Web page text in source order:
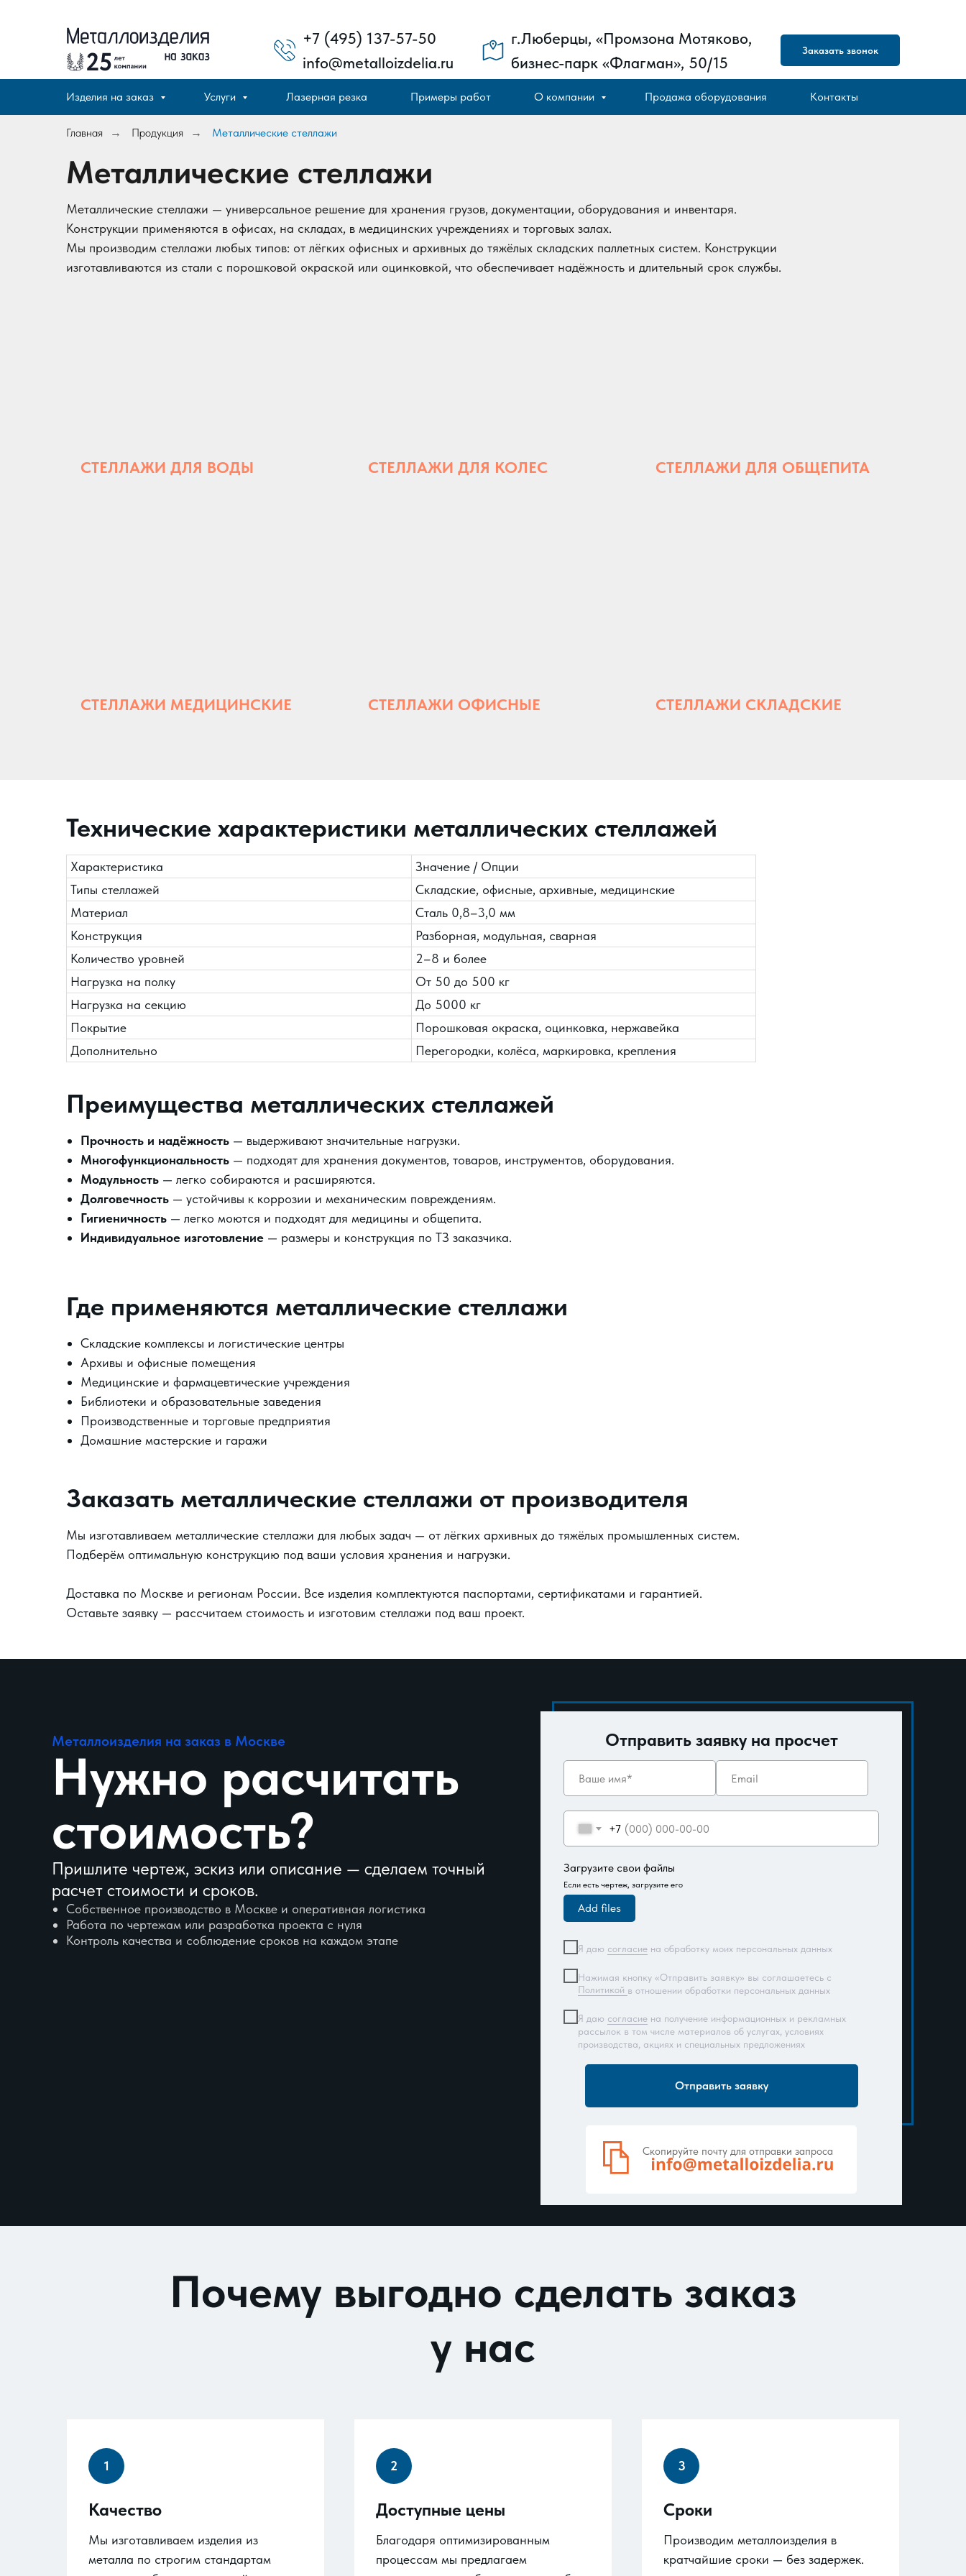
+7 (495) 137-57-50
info@metalloizdelia.ru
г.Люберцы, «Промзона Мотяково,
бизнес-парк «Флагман», 50/15
Заказать звонок
Изделия на заказ Услуги Лазерная резка Примеры работ О компании Продажа оборудования Контакты
Главная → Продукция → Металлические стеллажи
Металлические стеллажи
Металлические стеллажи — универсальное решение для хранения грузов, документации, оборудования и инвентаря.
Конструкции применяются в офисах, на складах, в медицинских учреждениях и торговых залах.
Мы производим стеллажи любых типов: от лёгких офисных и архивных до тяжёлых складских паллетных систем. Конструкции
изготавливаются из стали с порошковой окраской или оцинковкой, что обеспечивает надёжность и длительный срок службы.
СТЕЛЛАЖИ ДЛЯ ВОДЫ СТЕЛЛАЖИ ДЛЯ КОЛЕС СТЕЛЛАЖИ ДЛЯ ОБЩЕПИТА
СТЕЛЛАЖИ МЕДИЦИНСКИЕ СТЕЛЛАЖИ ОФИСНЫЕ СТЕЛЛАЖИ СКЛАДСКИЕ
Технические характеристики металлических стеллажей
Характеристика
Значение / Опции
Типы стеллажей
Складские, офисные, архивные, медицинские
Материал
Сталь 0,8–3,0 мм
Конструкция
Разборная, модульная, сварная
Количество уровней
2–8 и более
Нагрузка на полку
От 50 до 500 кг
Нагрузка на секцию
До 5000 кг
Покрытие
Порошковая окраска, оцинковка, нержавейка
Дополнительно
Перегородки, колёса, маркировка, крепления
Преимущества металлических стеллажей
Прочность и надёжность — выдерживают значительные нагрузки.
Многофункциональность — подходят для хранения документов, товаров, инструментов, оборудования.
Модульность — легко собираются и расширяются.
Долговечность — устойчивы к коррозии и механическим повреждениям.
Гигиеничность — легко моются и подходят для медицины и общепита.
Индивидуальное изготовление — размеры и конструкция по ТЗ заказчика.
Где применяются металлические стеллажи
Складские комплексы и логистические центры
Архивы и офисные помещения
Медицинские и фармацевтические учреждения
Библиотеки и образовательные заведения
Производственные и торговые предприятия
Домашние мастерские и гаражи
Заказать металлические стеллажи от производителя
Мы изготавливаем металлические стеллажи для любых задач — от лёгких архивных до тяжёлых промышленных систем.
Подберём оптимальную конструкцию под ваши условия хранения и нагрузки.
Доставка по Москве и регионам России. Все изделия комплектуются паспортами, сертификатами и гарантией.
Оставьте заявку — рассчитаем стоимость и изготовим стеллажи под ваш проект.
Металлоизделия на заказ в Москве
Нужно раcчитать
стоимость?
Пришлите чертеж, эскиз или описание — сделаем точный
расчет стоимости и сроков.
Собственное производство в Москве и оперативная логистика
Работа по чертежам или разработка проекта с нуля
Контроль качества и соблюдение сроков на каждом этапе
Скопируйте почту для отправки запроса
Отправить заявку на просчет
+7
Загрузите свои файлы
Если есть чертеж, загрузите его
Add files
Я даю согласие на обработку моих персональных данных
Нажимая кнопку «Отправить заявку» вы соглашаетесь с
Политикой в отношении обработки персональных данных
Я даю согласие на получение информационных и рекламных
рассылок в том числе материалов об услугах, условиях
производства, акциях и специальных предложениях
Отправить заявку
Почему выгодно сделать заказ
у нас
Качество
Мы изготавливаем изделия из
металла по строгим стандартам
Доступные цены
Благодаря оптимизированным
процессам мы предлагаем
Сроки
Производим металлоизделия в
кратчайшие сроки — без задержек.